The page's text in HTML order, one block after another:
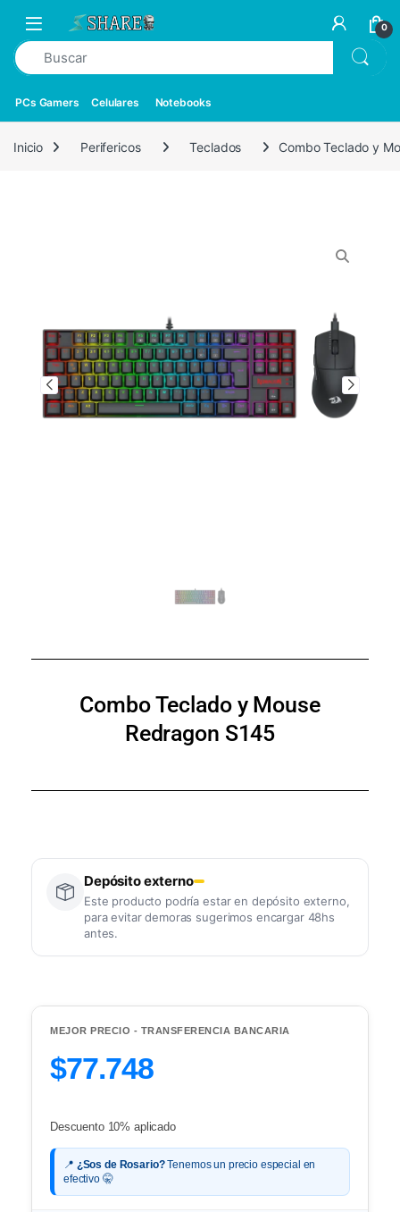
0
PCs Gamers Celulares Notebooks
Inicio Perifericos Teclados Combo Teclado y
Combo Teclado y Mouse
Redragon S145
Depósito externo
Este producto podría estar en depósito externo,
para evitar demoras sugerimos encargar 48hs
antes.
MEJOR PRECIO - TRANSFERENCIA BANCARIA
$77.748
Descuento 10% aplicado
📍 ¿Sos de Rosario?Tenemos un precio especial en
efectivo 🤫